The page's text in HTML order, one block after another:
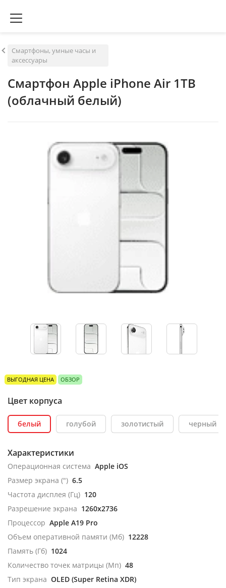
Смартфоны, умные часы и
аксессуары
Смартфон Apple iPhone Air 1TB
(облачный белый)
ВЫГОДНАЯ ЦЕНА ОБЗОР
Цвет корпуса
белый голубой золотистый черный
Характеристики
Операционная система Apple iOS
Размер экрана (") 6.5
Частота дисплея (Гц) 120
Разрешение экрана 1260x2736
Процессор Apple A19 Pro
Объем оперативной памяти (Мб) 12228
Память (Гб) 1024
Количество точек матрицы (Мп) 48
Тип экрана OLED (Super Retina XDR)